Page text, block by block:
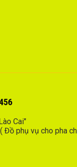
Cai"
Đồ phụ vụ cho pha